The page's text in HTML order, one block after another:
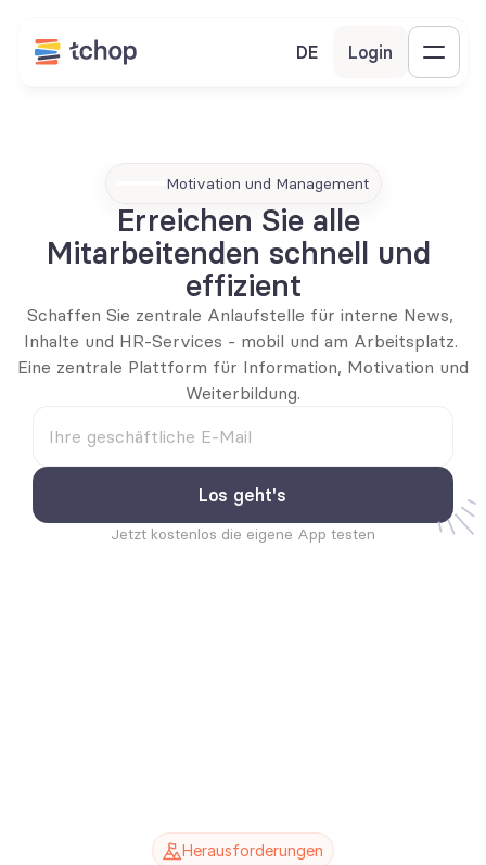
DE Login
Motivation und Management
Erreichen Sie alle
Mitarbeitenden schnell und
effizient
Schaffen Sie zentrale Anlaufstelle für interne News,
Inhalte und HR-Services - mobil und am Arbeitsplatz.
Eine zentrale Plattform für Information, Motivation und
Weiterbildung.
Jetzt kostenlos die eigene App testen
Herausforderungen